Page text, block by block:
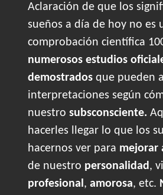
Aclaración de que los
sueños a día de hoy no es
comprobación científica
numerosos estudios
demostrados que pueden
interpretaciones según
nuestro subsconsciente.
hacerles llegar lo que los
hacernos ver para mejorar
de nuestro personalidad,
profesional, amorosa, etc.